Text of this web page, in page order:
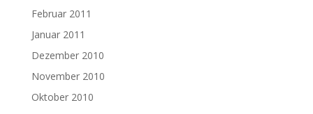
Februar 2011
Januar 2011
Dezember 2010
November 2010
Oktober 2010